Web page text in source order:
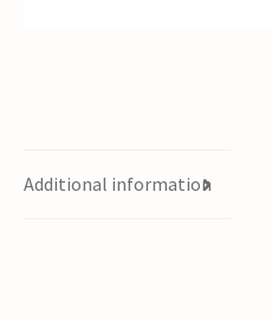
Additional information